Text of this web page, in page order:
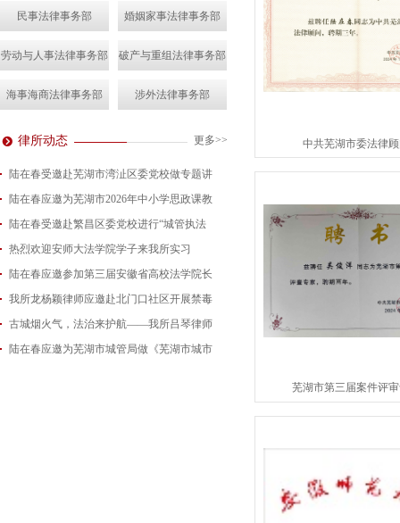
民事法律事务部 婚姻家事法律事务部
劳动与人事法律事务部 破产与重组法律事务部
海事海商法律事务部 涉外法律事务部
律所动态 更多>>
陆在春受邀赴芜湖市湾沚区委党校做专题讲
2026-08-04
陆在春应邀为芜湖市2026年中小学思政课教
2026-07-24
陆在春受邀赴繁昌区委党校进行“城管执法
2026-07-15
热烈欢迎安师大法学院学子来我所实习
2026-07-01
陆在春应邀参加第三届安徽省高校法学院长
2026-06-29
我所龙杨颖律师应邀赴北门口社区开展禁毒
2026-06-18
古城烟火气，法治来护航——我所吕琴律师
2026-05-21
陆在春应邀为芜湖市城管局做《芜湖市城市
中共芜湖市委法律
芜湖市第三届案件评